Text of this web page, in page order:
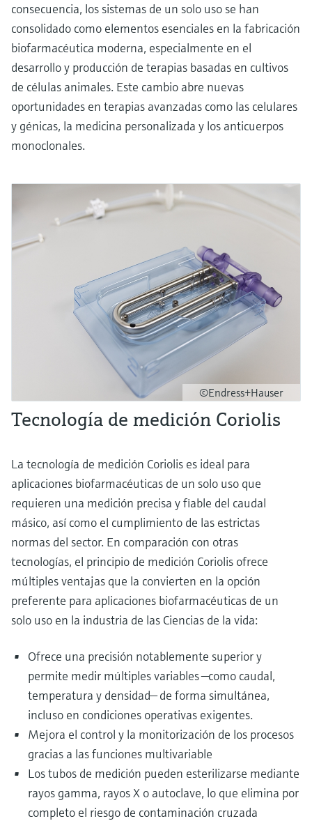
consecuencia, los sistemas de un solo uso se han
consolidado como elementos esenciales en la fabricación
biofarmacéutica moderna, especialmente en el
desarrollo y producción de terapias basadas en cultivos
de células animales. Este cambio abre nuevas
oportunidades en terapias avanzadas como las celulares
y génicas, la medicina personalizada y los anticuerpos
monoclonales.
©Endress+Hauser
Tecnología de medición Coriolis
La tecnología de medición Coriolis es ideal para
aplicaciones biofarmacéuticas de un solo uso que
requieren una medición precisa y fiable del caudal
másico, así como el cumplimiento de las estrictas
normas del sector. En comparación con otras
tecnologías, el principio de medición Coriolis ofrece
múltiples ventajas que la convierten en la opción
preferente para aplicaciones biofarmacéuticas de un
solo uso en la industria de las Ciencias de la vida:
Ofrece una precisión notablemente superior y
permite medir múltiples variables —como caudal,
temperatura y densidad— de forma simultánea,
incluso en condiciones operativas exigentes.
Mejora el control y la monitorización de los procesos
gracias a las funciones multivariable
Los tubos de medición pueden esterilizarse mediante
rayos gamma, rayos X o autoclave, lo que elimina por
completo el riesgo de contaminación cruzada